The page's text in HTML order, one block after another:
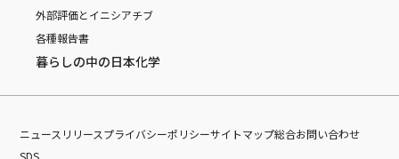
外部評価とイニシアチブ
各種報告書
暮らしの中の日本化学
ニュースリリースプライバシーポリシーサイトマップ総合お問い合わせ
SDS